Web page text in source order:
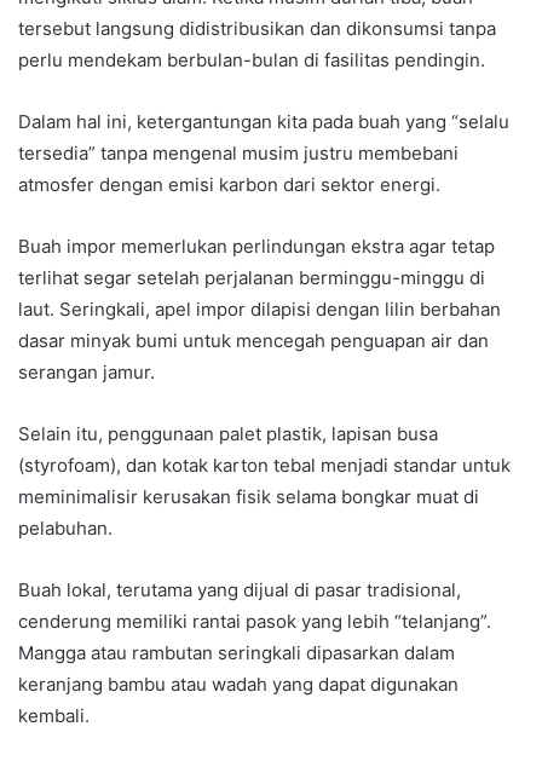
tersebut langsung didistribusikan dan dikonsumsi tanpa
perlu mendekam berbulan-bulan di fasilitas pendingin.
Dalam hal ini, ketergantungan kita pada buah yang “selalu
tersedia” tanpa mengenal musim justru membebani
atmosfer dengan emisi karbon dari sektor energi.
Buah impor memerlukan perlindungan ekstra agar tetap
terlihat segar setelah perjalanan berminggu-minggu di
laut. Seringkali, apel impor dilapisi dengan lilin berbahan
dasar minyak bumi untuk mencegah penguapan air dan
serangan jamur.
Selain itu, penggunaan palet plastik, lapisan busa
(styrofoam), dan kotak karton tebal menjadi standar untuk
meminimalisir kerusakan fisik selama bongkar muat di
pelabuhan.
Buah lokal, terutama yang dijual di pasar tradisional,
cenderung memiliki rantai pasok yang lebih “telanjang”.
Mangga atau rambutan seringkali dipasarkan dalam
keranjang bambu atau wadah yang dapat digunakan
kembali.